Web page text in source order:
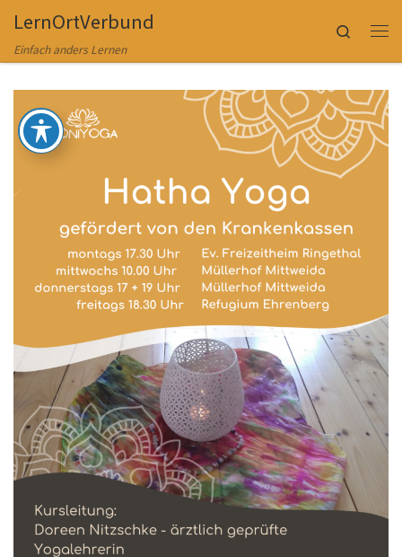
Zum Inhalt springen
LernOrtVerbund
Einfach anders Lernen
Search